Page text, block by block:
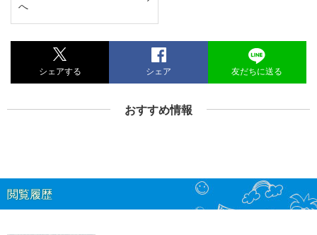
へ
シェアする シェア 友だちに送る
おすすめ情報
閲覧履歴